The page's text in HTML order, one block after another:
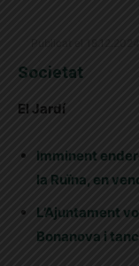
Societat
El Jardí
Imminent
la Ruïna, en
L’Ajuntament
Bonanova i